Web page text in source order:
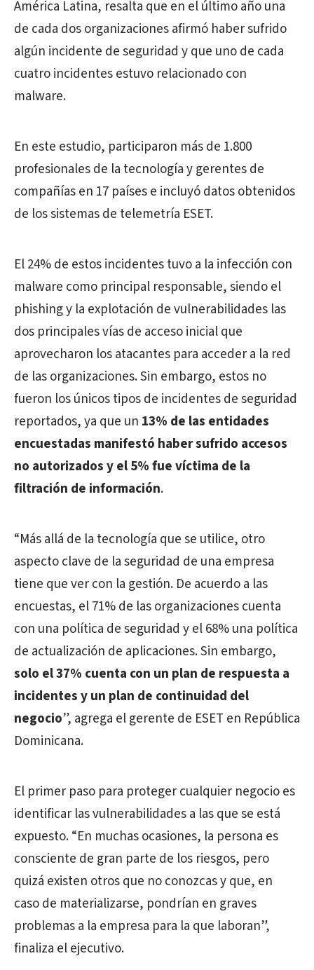
América Latina, resalta que en el último año una
de cada dos organizaciones afirmó haber sufrido
algún incidente de seguridad y que uno de cada
cuatro incidentes estuvo relacionado con
malware.
En este estudio, participaron más de 1.800
profesionales de la tecnología y gerentes de
compañías en 17 países e incluyó datos obtenidos
de los sistemas de telemetría ESET.
El 24% de estos incidentes tuvo a la infección con
malware como principal responsable, siendo el
phishing y la explotación de vulnerabilidades las
dos principales vías de acceso inicial que
aprovecharon los atacantes para acceder a la red
de las organizaciones. Sin embargo, estos no
fueron los únicos tipos de incidentes de seguridad
reportados, ya que un 13% de las entidades
encuestadas manifestó haber sufrido accesos
no autorizados y el 5% fue víctima de la
filtración de información.
“Más allá de la tecnología que se utilice, otro
aspecto clave de la seguridad de una empresa
tiene que ver con la gestión. De acuerdo a las
encuestas, el 71% de las organizaciones cuenta
con una política de seguridad y el 68% una política
de actualización de aplicaciones. Sin embargo,
solo el 37% cuenta con un plan de respuesta a
incidentes y un plan de continuidad del
negocio”, agrega el gerente de ESET en República
Dominicana.
El primer paso para proteger cualquier negocio es
identificar las vulnerabilidades a las que se está
expuesto. “En muchas ocasiones, la persona es
consciente de gran parte de los riesgos, pero
quizá existen otros que no conozcas y que, en
caso de materializarse, pondrían en graves
problemas a la empresa para la que laboran”,
finaliza el ejecutivo.